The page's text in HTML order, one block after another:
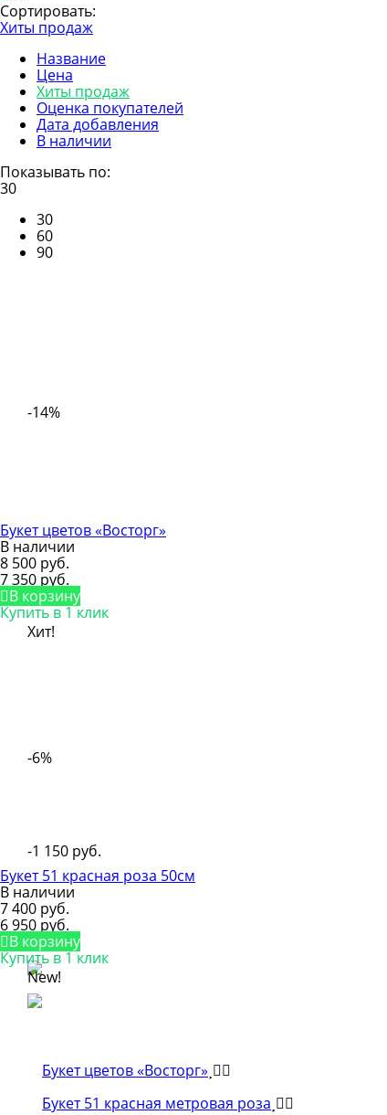
Сортировать:
Хиты продаж
Название
Цена
Хиты продаж
Оценка покупателей
Дата добавления
В наличии
Показывать по:
30
30
60
90
-14%
Хит!
-1 150 руб.
Букет цветов «Восторг»
В наличии
8 500 руб.
7 350 руб.
В корзину
Купить в 1 клик
-6%
New!
Букет 51 красная роза 50см
В наличии
7 400 руб.
6 950 руб.
В корзину
Купить в 1 клик